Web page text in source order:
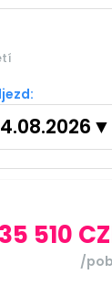
▼
35 510
/